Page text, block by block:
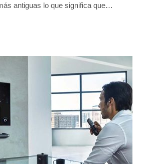
antiguas lo que significa que…